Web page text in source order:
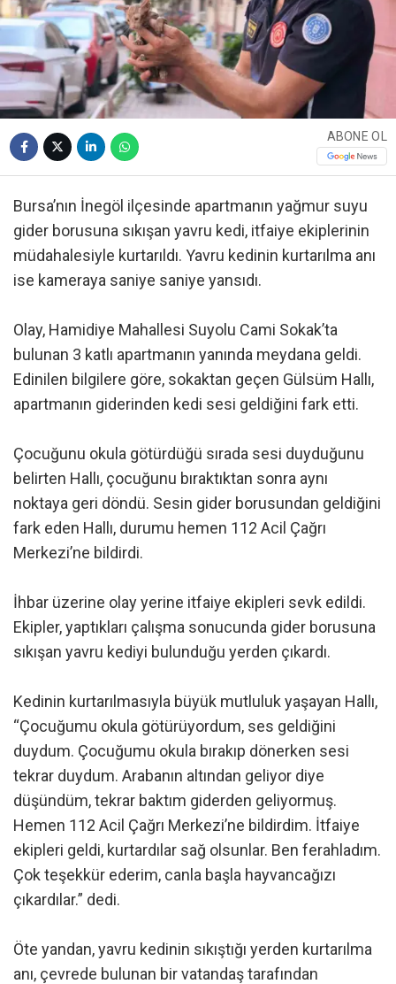
ABONE OL
Bursa’nın İnegöl ilçesinde apartmanın yağmur suyu
gider borusuna sıkışan yavru kedi, itfaiye ekiplerinin
müdahalesiyle kurtarıldı. Yavru kedinin kurtarılma anı
ise kameraya saniye saniye yansıdı.
Olay, Hamidiye Mahallesi Suyolu Cami Sokak’ta
bulunan 3 katlı apartmanın yanında meydana geldi.
Edinilen bilgilere göre, sokaktan geçen Gülsüm Hallı,
apartmanın giderinden kedi sesi geldiğini fark etti.
Çocuğunu okula götürdüğü sırada sesi duyduğunu
belirten Hallı, çocuğunu bıraktıktan sonra aynı
noktaya geri döndü. Sesin gider borusundan geldiğini
fark eden Hallı, durumu hemen 112 Acil Çağrı
Merkezi’ne bildirdi.
İhbar üzerine olay yerine itfaiye ekipleri sevk edildi.
Ekipler, yaptıkları çalışma sonucunda gider borusuna
sıkışan yavru kediyi bulunduğu yerden çıkardı.
Kedinin kurtarılmasıyla büyük mutluluk yaşayan Hallı,
“Çocuğumu okula götürüyordum, ses geldiğini
duydum. Çocuğumu okula bırakıp dönerken sesi
tekrar duydum. Arabanın altından geliyor diye
düşündüm, tekrar baktım giderden geliyormuş.
Hemen 112 Acil Çağrı Merkezi’ne bildirdim. İtfaiye
ekipleri geldi, kurtardılar sağ olsunlar. Ben ferahladım.
Çok teşekkür ederim, canla başla hayvancağızı
çıkardılar.” dedi.
Öte yandan, yavru kedinin sıkıştığı yerden kurtarılma
anı, çevrede bulunan bir vatandaş tarafından